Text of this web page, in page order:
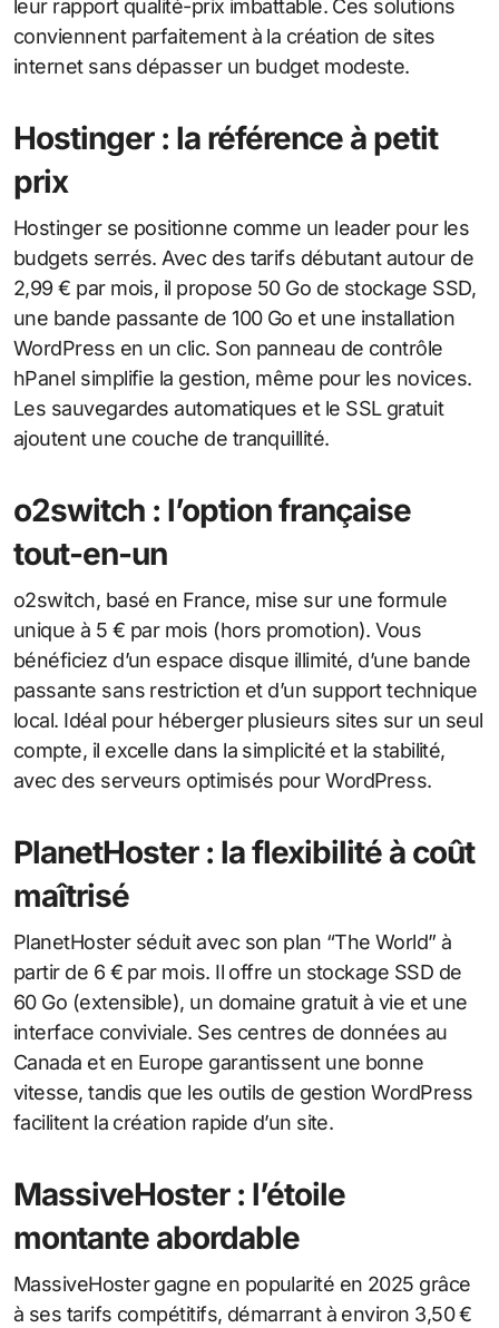
leur rapport qualité-prix imbattable. Ces solutions
conviennent parfaitement à la création de sites
internet sans dépasser un budget modeste.
Hostinger : la référence à petit
prix
Hostinger se positionne comme un leader pour les
budgets serrés. Avec des tarifs débutant autour de
2,99 € par mois, il propose 50 Go de stockage SSD,
une bande passante de 100 Go et une installation
WordPress en un clic. Son panneau de contrôle
hPanel simplifie la gestion, même pour les novices.
Les sauvegardes automatiques et le SSL gratuit
ajoutent une couche de tranquillité.
o2switch : l’option française
tout-en-un
o2switch, basé en France, mise sur une formule
unique à 5 € par mois (hors promotion). Vous
bénéficiez d’un espace disque illimité, d’une bande
passante sans restriction et d’un support technique
local. Idéal pour héberger plusieurs sites sur un seul
compte, il excelle dans la simplicité et la stabilité,
avec des serveurs optimisés pour WordPress.
PlanetHoster : la flexibilité à coût
maîtrisé
PlanetHoster séduit avec son plan “The World” à
partir de 6 € par mois. Il offre un stockage SSD de
60 Go (extensible), un domaine gratuit à vie et une
interface conviviale. Ses centres de données au
Canada et en Europe garantissent une bonne
vitesse, tandis que les outils de gestion WordPress
facilitent la création rapide d’un site.
MassiveHoster : l’étoile
montante abordable
MassiveHoster gagne en popularité en 2025 grâce
à ses tarifs compétitifs, démarrant à environ 3,50 €